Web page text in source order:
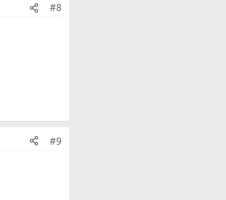
#8
#9